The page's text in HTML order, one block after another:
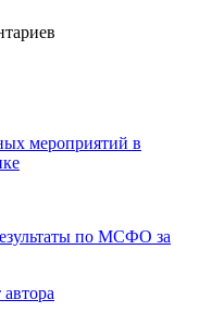
мероприятий в
по МСФО за